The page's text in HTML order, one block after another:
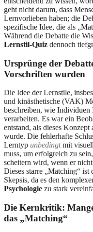
geht nicht darum, dass
Lernvorlieben haben; die
spezifische Idee, die als
Während die Debatte die
Lernstil-Quiz dennoch
Ursprünge der
Vorschriften wurden
Die Idee der Lernstile,
und kinästhetische (VAK)
beschreiben, wie
verarbeiten. Es war ein
entstand, als dieses
wurde. Die fehlerhafte
Lerntyp unbedingtmit
muss, um erfolgreich zu
scheitern wird, wenn er
Dieses starre „Matching“
Skepsis, da es den
Psychologie zu stark
Die Kernkritik:
das „Matching“